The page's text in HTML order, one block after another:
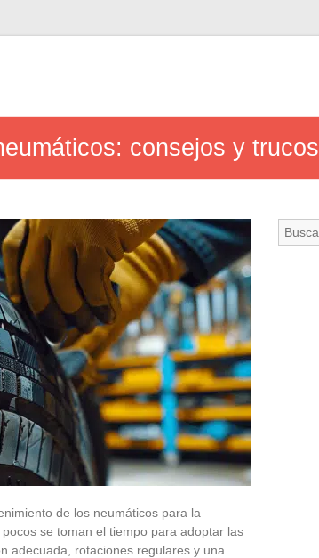
consejos y trucos
de los neumáticos para la
se toman el tiempo para adoptar las
adecuada, rotaciones regulares y una